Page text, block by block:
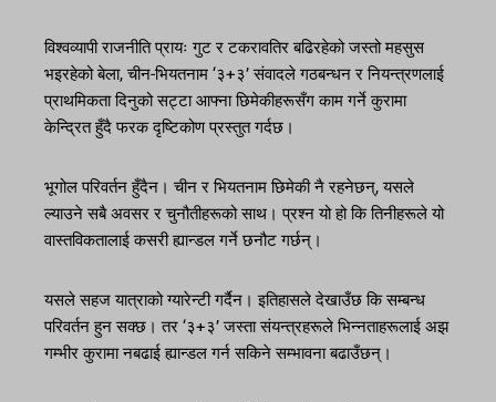
विश्वव्यापी राजनीति प्रायः गुट र टकरावतिर बढिरहेको जस्तो महसुस
भइरहेको बेला, चीन-भियतनाम ‘३+३’ संवादले गठबन्धन र नियन्त्रणलाई
प्राथमिकता दिनुको सट्टा आफ्ना छिमेकीहरूसँग काम गर्ने कुरामा
केन्द्रित हुँदै फरक दृष्टिकोण प्रस्तुत गर्दछ।
भूगोल परिवर्तन हुँदैन। चीन र भियतनाम छिमेकी नै रहनेछन्, यसले
ल्याउने सबै अवसर र चुनौतीहरूको साथ। प्रश्न यो हो कि तिनीहरूले यो
वास्तविकतालाई कसरी ह्यान्डल गर्ने छनौट गर्छन्।
यसले सहज यात्राको ग्यारेन्टी गर्दैन। इतिहासले देखाउँछ कि सम्बन्ध
परिवर्तन हुन सक्छ। तर ‘३+३’ जस्ता संयन्त्रहरूले भिन्नताहरूलाई अझ
गम्भीर कुरामा नबढाई ह्यान्डल गर्न सकिने सम्भावना बढाउँछन्।